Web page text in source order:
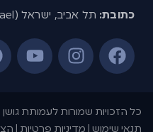
כתובת: תל אביב, ישראל (Tel Aviv, Israel)
כל הזכויות שמורות לעמותת גושן
תנאי שימוש | מדיניות פרטיות |